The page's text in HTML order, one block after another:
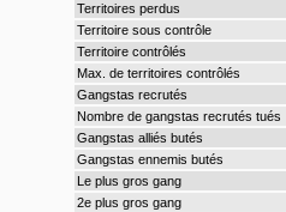
Territoires perdus
Territoire sous contrôle
Territoire contrôlés
Max. de territoires contrôlés
Gangstas recrutés
Nombre de gangstas recrutés tués
Gangstas alliés butés
Gangstas ennemis butés
Le plus gros gang
2e plus gros gang